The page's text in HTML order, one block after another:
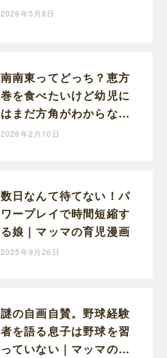
つ切り替えの早い娘｜マ
2026年5月8日
南南東ってどっち？恵方
巻を食べたいけど幼児に
はまだ方角がわからない
｜マッマの育児漫画
2026年2月10日
数日なんて待てない！パ
ワープレイで時間短縮す
る娘｜マッマの育児漫画
2025年9月26日
謎の自画自賛。野球経験
者を語る息子は野球を習
っていない｜マッマの育